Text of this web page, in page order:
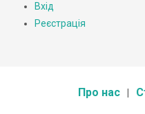
Вхід
Реєстрація
Про нас